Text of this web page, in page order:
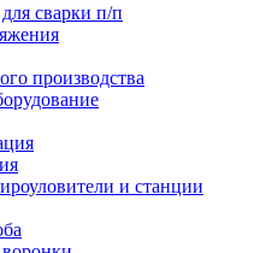
сварки п/п
производства
и станции